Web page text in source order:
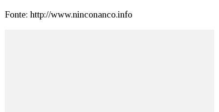
Fonte: http://www.ninconanco.info